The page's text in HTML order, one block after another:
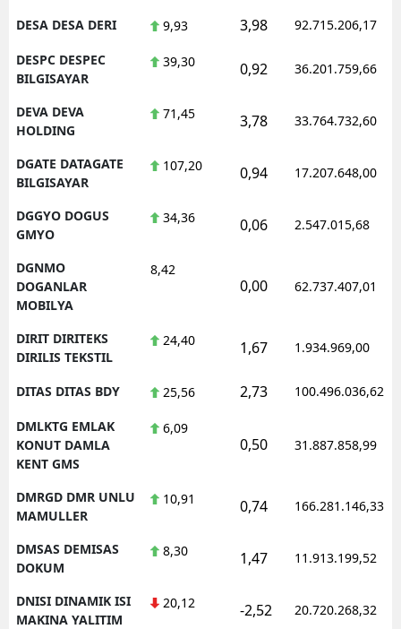
DESA DESA DERI 9,93 3,98 92.715.206,17
DESPC DESPEC
BILGISAYAR
39,30 0,92 36.201.759,66
DEVA DEVA
HOLDING
71,45 3,78 33.764.732,60
DGATE DATAGATE
BILGISAYAR
107,20 0,94 17.207.648,00
DGGYO DOGUS
GMYO
34,36 0,06 2.547.015,68
DGNMO
DOGANLAR
MOBILYA
8,42
0,00 62.737.407,01
DIRIT DIRITEKS
DIRILIS TEKSTIL
24,40 1,67 1.934.969,00
DITAS DITAS BDY 25,56 2,73 100.496.036,62
DMLKTG EMLAK
KONUT DAMLA
KENT GMS
6,09
0,50 31.887.858,99
DMRGD DMR UNLU
MAMULLER
10,91 0,74 166.281.146,33
DMSAS DEMISAS
DOKUM
8,30 1,47 11.913.199,52
DNISI DINAMIK ISI
MAKINA YALITIM
20,12 -2,52 20.720.268,32